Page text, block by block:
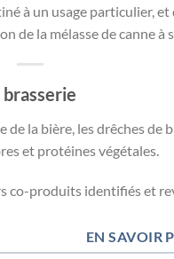
à un usage particulier,
de la mélasse de canne
brasserie
de la bière, les drêches de
et protéines végétales.
co-produits identifiés et
EN SAVOIR